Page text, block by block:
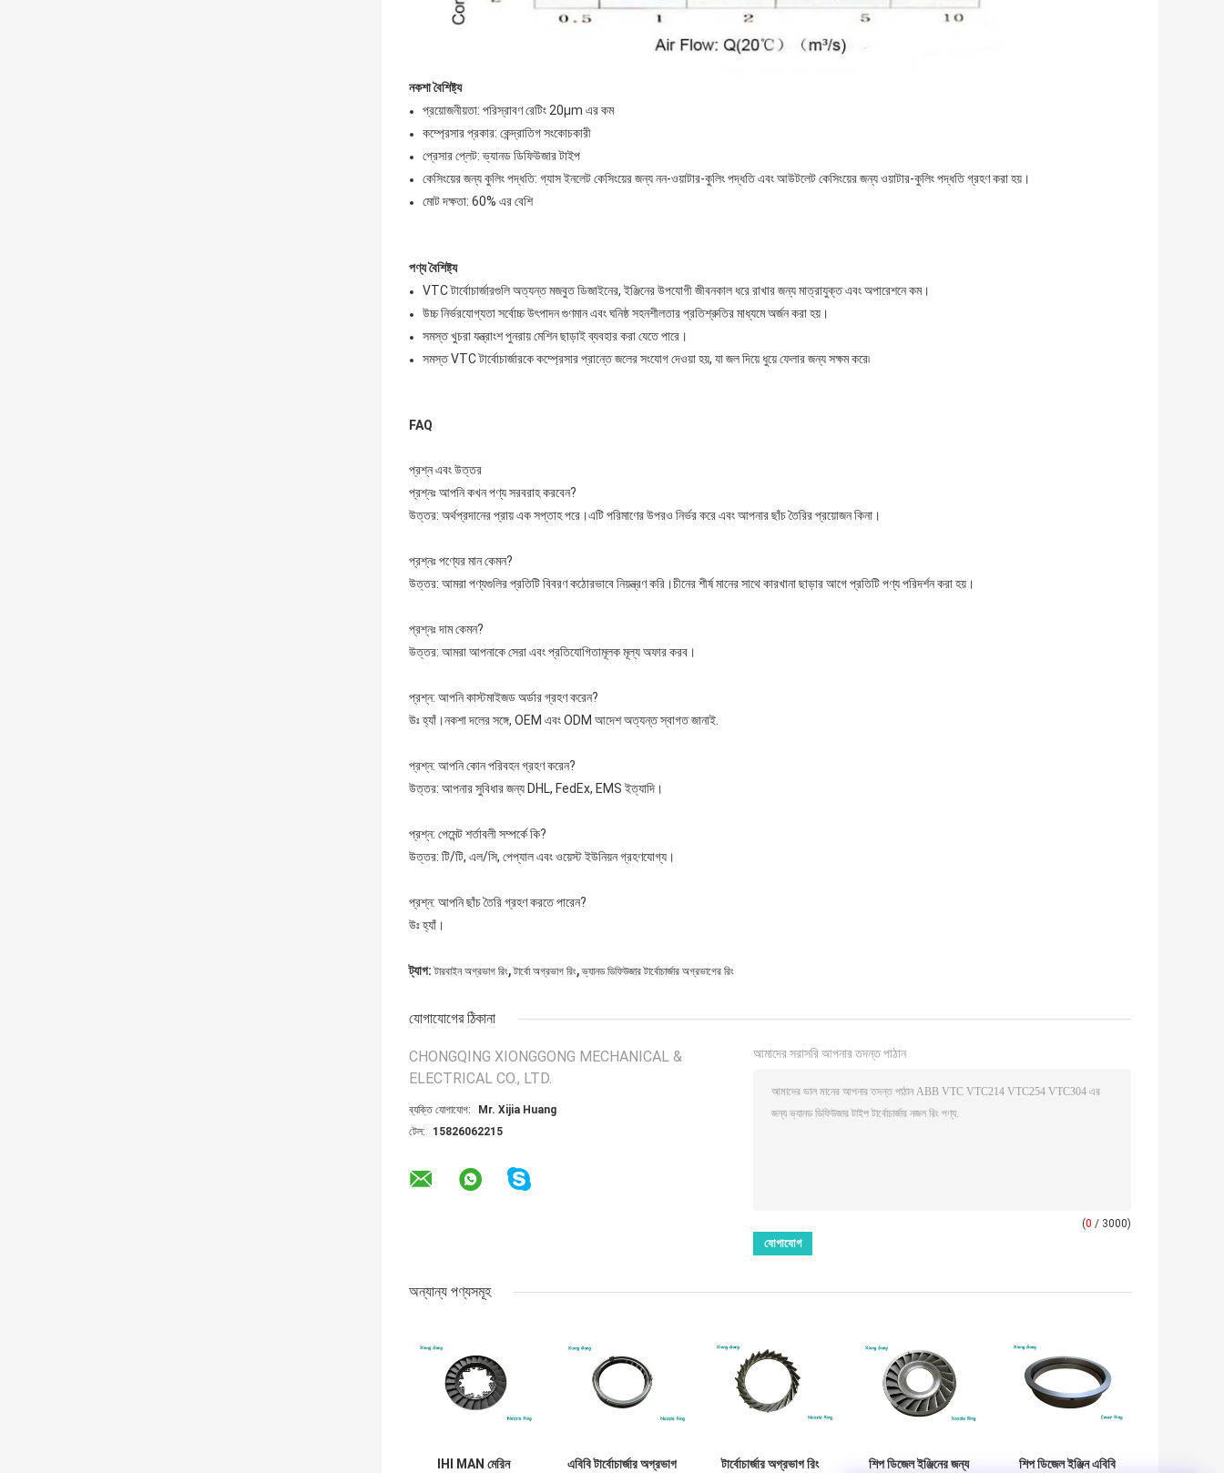
নকশা বৈশিষ্ট্য
প্রয়োজনীয়তা: পরিস্রাবণ রেটিং 20μm এর কম
কম্প্রেসার প্রকার: কেন্দ্রাতিগ সংকোচকারী
প্রেসার প্লেট: ভ্যানড ডিফিউজার টাইপ
কেসিংয়ের জন্য কুলিং পদ্ধতি: গ্যাস ইনলেট কেসিংয়ের জন্য নন-ওয়াটার-কুলিং পদ্ধতি এবং আউটলেট কেসিংয়ের জন্য ওয়াটার-কুলিং পদ্ধতি গ্রহণ করা হয়।
মোট দক্ষতা: 60% এর বেশি
পণ্য বৈশিষ্ট্য
VTC টার্বোচার্জারগুলি অত্যন্ত মজবুত ডিজাইনের, ইঞ্জিনের উপযোগী জীবনকাল ধরে রাখার জন্য মাত্রাযুক্ত এবং অপারেশনে কম।
উচ্চ নির্ভরযোগ্যতা সর্বোচ্চ উৎপাদন গুণমান এবং ঘনিষ্ঠ সহনশীলতার প্রতিশ্রুতির মাধ্যমে অর্জন করা হয়।
সমস্ত খুচরা যন্ত্রাংশ পুনরায় মেশিন ছাড়াই ব্যবহার করা যেতে পারে।
সমস্ত VTC টার্বোচার্জারকে কম্প্রেসার প্রান্তে জলের সংযোগ দেওয়া হয়, যা জল দিয়ে ধুয়ে ফেলার জন্য সক্ষম করে৷
FAQ
প্রশ্ন এবং উত্তর
প্রশ্নঃ আপনি কখন পণ্য সরবরাহ করবেন?
উত্তর: অর্থপ্রদানের প্রায় এক সপ্তাহ পরে।এটি পরিমাণের উপরও নির্ভর করে এবং আপনার ছাঁচ তৈরির প্রয়োজন কিনা।
প্রশ্নঃ পণ্যের মান কেমন?
উত্তর: আমরা পণ্যগুলির প্রতিটি বিবরণ কঠোরভাবে নিয়ন্ত্রণ করি।চীনের শীর্ষ মানের সাথে কারখানা ছাড়ার আগে প্রতিটি পণ্য পরিদর্শন করা হয়।
প্রশ্নঃ দাম কেমন?
উত্তর: আমরা আপনাকে সেরা এবং প্রতিযোগিতামূলক মূল্য অফার করব।
প্রশ্ন: আপনি কাস্টমাইজড অর্ডার গ্রহণ করেন?
উঃ হ্যাঁ।নকশা দলের সঙ্গে, OEM এবং ODM আদেশ অত্যন্ত স্বাগত জানাই.
প্রশ্ন: আপনি কোন পরিবহন গ্রহণ করেন?
উত্তর: আপনার সুবিধার জন্য DHL, FedEx, EMS ইত্যাদি।
প্রশ্ন: পেমেন্ট শর্তাবলী সম্পর্কে কি?
উত্তর: টি/টি, এল/সি, পেপ্যাল ​​এবং ওয়েস্ট ইউনিয়ন গ্রহণযোগ্য।
প্রশ্ন: আপনি ছাঁচ তৈরি গ্রহণ করতে পারেন?
উঃ হ্যাঁ।
ট্যাগ: টারবাইন অগ্রভাগ রিং, টার্বো অগ্রভাগ রিং, ভ্যানড ডিফিউজার টার্বোচার্জার অগ্রভাগের রিং
যোগাযোগের ঠিকানা
CHONGQING XIONGGONG MECHANICAL &
ELECTRICAL CO., LTD.
ব্যক্তি যোগাযোগ:
Mr. Xijia Huang
টেল:
15826062215
আমাদের সরাসরি আপনার তদন্ত পাঠান
(0 / 3000)
অন্যান্য পণ্যসমূহ
IHI MAN মেরিন এবিবি টার্বোচার্জার অগ্রভাগ টার্বোচার্জার অগ্রভাগ রিং শিপ ডিজেল ইঞ্জিনের জন্য শিপ ডিজেল ইঞ্জিন এবিবি